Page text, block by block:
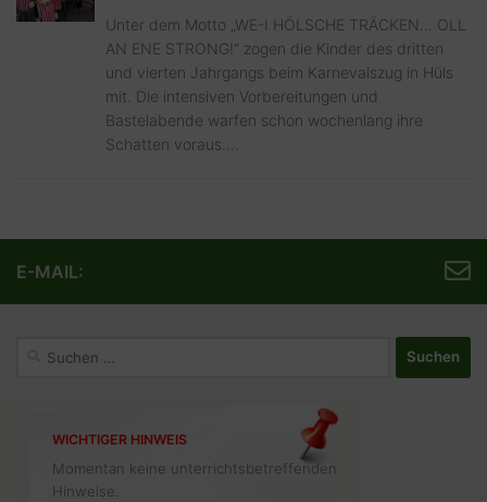
Unter dem Motto „WE-I HÖLSCHE TRÄCKEN… OLL
AN ENE STRONG!“ zogen die Kinder des dritten
und vierten Jahrgangs beim Karnevalszug in Hüls
mit. Die intensiven Vorbereitungen und
Bastelabende warfen schon wochenlang ihre
Schatten voraus....
E-MAIL:
WICHTIGER HINWEIS
Momentan keine unterrichtsbetreffenden
Hinweise.